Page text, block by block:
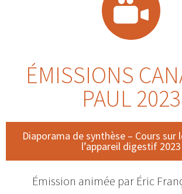
ÉMISSIONS
PAUL 2023
Diaporama de synthèse – Cours sur
l’appareil digestif 2023
Émission animée par Éric